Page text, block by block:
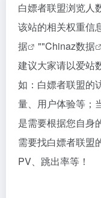
白嫖者联盟浏览人
该站的相关权重信
据
""Chinaz数据
建议大家请以爱站
如：白嫖者联盟的
量、用户体验等；
是需要根据您自身
需要找白嫖者联盟
PV、跳出率等！